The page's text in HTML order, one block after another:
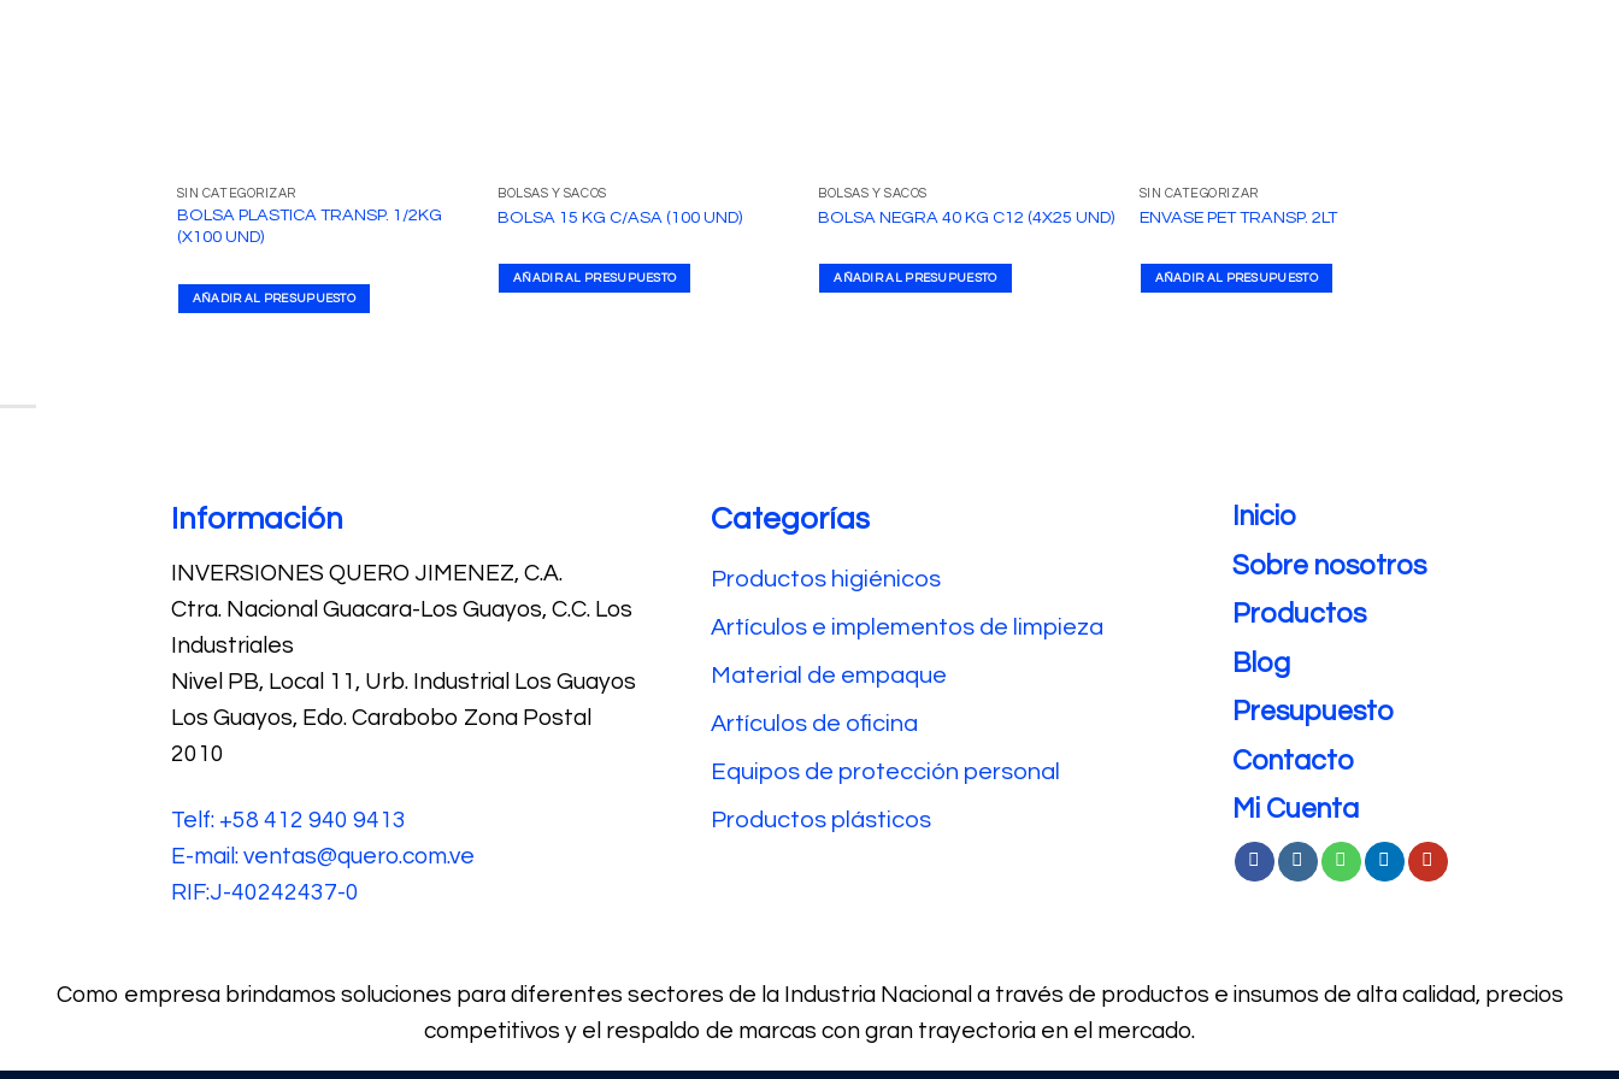
SIN CATEGORIZAR
BOLSA PLASTICA TRANSP. 1/2KG
(X100 UND)
AÑADIR AL PRESUPUESTO
BOLSAS Y SACOS
BOLSA 15 KG C/ASA (100 UND)
AÑADIR AL PRESUPUESTO
BOLSAS Y SACOS
BOLSA NEGRA 40 KG C12 (4X25 UND)
AÑADIR AL PRESUPUESTO
SIN CATEGORIZAR
ENVASE PET TRANSP. 2LT
AÑADIR AL PRESUPUESTO
Información
INVERSIONES QUERO JIMENEZ, C.A.
Ctra. Nacional Guacara-Los Guayos, C.C. Los
Industriales
Nivel PB, Local 11, Urb. Industrial Los Guayos
Los Guayos, Edo. Carabobo Zona Postal
2010
Telf: +58 412 940 9413
E-mail: ventas@quero.com.ve
RIF:J-40242437-0
Categorías
Productos higiénicos
Artículos e implementos de limpieza
Material de empaque
Artículos de oficina
Equipos de protección personal
Productos plásticos
Inicio
Sobre nosotros
Productos
Blog
Presupuesto
Contacto
Mi Cuenta
Como empresa brindamos soluciones para diferentes sectores de la Industria Nacional a través de productos e insumos de alta calidad, precios
competitivos y el respaldo de marcas con gran trayectoria en el mercado.